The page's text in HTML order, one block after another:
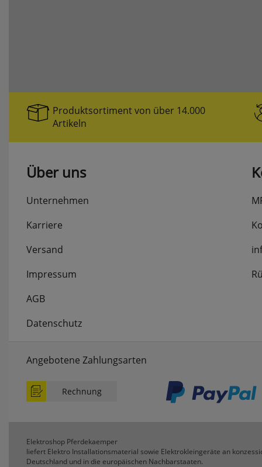
Produktsortiment von über 14.000
Artikeln
Über uns
Unternehmen
Karriere
Versand
Impressum
AGB
Datenschutz
Angebotene Zahlungsarten
Rechnung
Elektroshop Pferdekaemper
liefert Elektro Installationsmaterial sowie Elektrokleingeräte an
Deutschland und in die europäischen Nachbarstaaten.